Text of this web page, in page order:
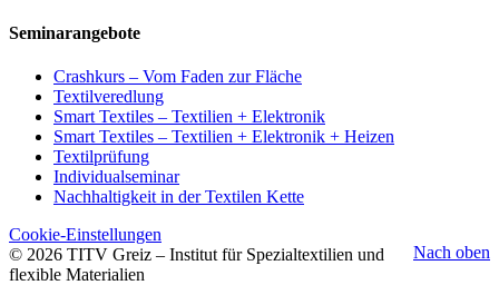
Seminarangebote
Crashkurs – Vom Faden zur Fläche
Textilveredlung
Smart Textiles – Textilien + Elektronik
Smart Textiles – Textilien + Elektronik + Heizen
Textilprüfung
Individualseminar
Nachhaltigkeit in der Textilen Kette
Nach oben
Cookie-Einstellungen
© 2026 TITV Greiz – Institut für Spezialtextilien und
flexible Materialien